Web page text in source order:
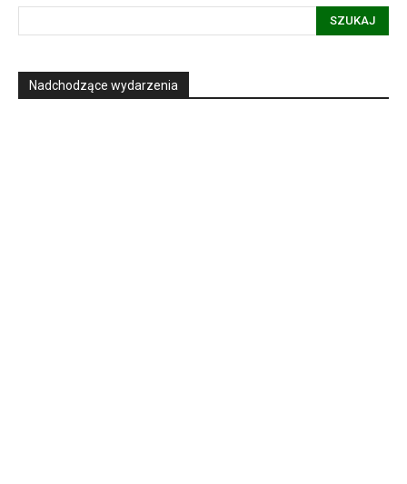
SZUKAJ
Nadchodzące wydarzenia